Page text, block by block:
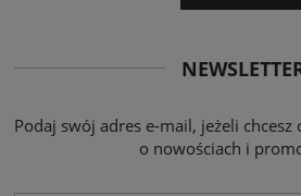
Podaj swój adres e-mail, jeżeli
o nowościach i